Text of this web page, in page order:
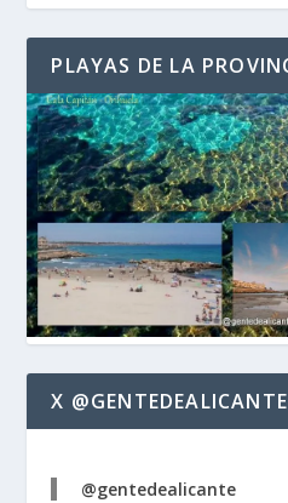
PLAYAS DE LA
X @GENTEDEALICANTE
@gentedealicante